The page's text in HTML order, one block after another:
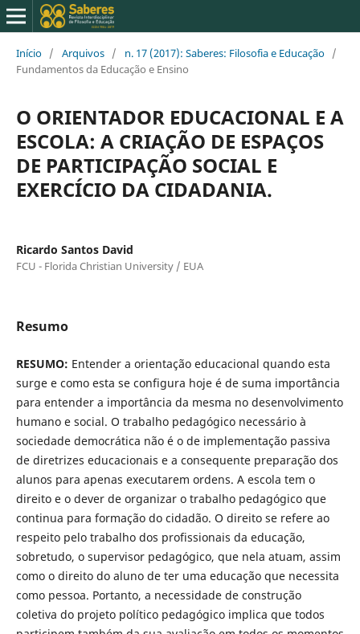
Início / Arquivos / n. 17 (2017): Saberes: Filosofia e Educação /
Fundamentos da Educação e Ensino
O ORIENTADOR EDUCACIONAL E A
ESCOLA: A CRIAÇÃO DE ESPAÇOS
DE PARTICIPAÇÃO SOCIAL E
EXERCÍCIO DA CIDADANIA.
Ricardo Santos David
FCU - Florida Christian University / EUA
Resumo
RESUMO: Entender a orientação educacional quando esta
surge e como esta se configura hoje é de suma importância
para entender a importância da mesma no desenvolvimento
humano e social. O trabalho pedagógico necessário à
sociedade democrática não é o de implementação passiva
de diretrizes educacionais e a consequente preparação dos
alunos para apenas executarem ordens. A escola tem o
direito e o dever de organizar o trabalho pedagógico que
continua para formação do cidadão. O direito se refere ao
respeito pelo trabalho dos profissionais da educação,
sobretudo, o supervisor pedagógico, que nela atuam, assim
como o direito do aluno de ter uma educação que necessita
como pessoa. Portanto, a necessidade de construção
coletiva do projeto político pedagógico implica que todos